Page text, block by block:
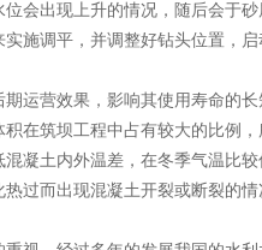
会出现上升的情况，随后会于
施调平，并调整好钻头位置，
运营效果，影响其使用寿命的
在筑坝工程中占有较大的比例
凝土内外温差，在冬季气温比
过而出现混凝土开裂或断裂的情